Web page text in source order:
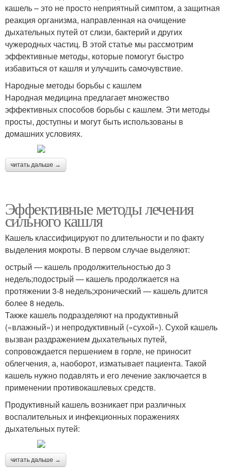
кашель – это не просто неприятный симптом, а защитная
реакция организма, направленная на очищение
дыхательных путей от слизи, бактерий и других
чужеродных частиц. В этой статье мы рассмотрим
эффективные методы, которые помогут быстро
избавиться от кашля и улучшить самочувствие.
Народные методы борьбы с кашлем
Народная медицина предлагает множество
эффективных способов борьбы с кашлем. Эти методы
просты, доступны и могут быть использованы в
домашних условиях.
читать дальше →
Эффективные методы лечения
сильного кашля
Кашель классифицируют по длительности и по факту
выделения мокроты. В первом случае выделяют:
острый — кашель продолжительностью до 3
недель;подострый — кашель продолжается на
протяжении 3-8 недель;хронический — кашель длится
более 8 недель.
Также кашель подразделяют на продуктивный
(«влажный») и непродуктивный («сухой»). Сухой кашель
вызван раздражением дыхательных путей,
сопровождается першением в горле, не приносит
облегчения, а, наоборот, изматывает пациента. Такой
кашель нужно подавлять и его лечение заключается в
применении противокашлевых средств.
Продуктивный кашель возникает при различных
воспалительных и инфекционных поражениях
дыхательных путей:
читать дальше →